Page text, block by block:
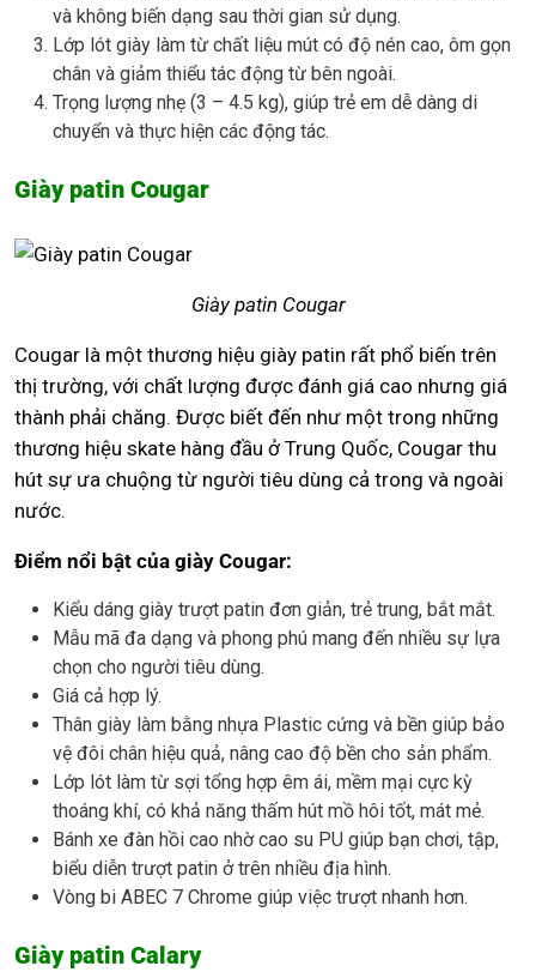
và không biến dạng sau thời gian sử dụng.
Lớp lót giày làm từ chất liệu mút có độ nén cao, ôm gọn
chân và giảm thiểu tác động từ bên ngoài.
Trọng lượng nhẹ (3 – 4.5 kg), giúp trẻ em dễ dàng di
chuyển và thực hiện các động tác.
Giày patin Cougar
Giày patin Cougar
Cougar là một thương hiệu giày patin rất phổ biến trên
thị trường, với chất lượng được đánh giá cao nhưng giá
thành phải chăng. Được biết đến như một trong những
thương hiệu skate hàng đầu ở Trung Quốc, Cougar thu
hút sự ưa chuộng từ người tiêu dùng cả trong và ngoài
nước.
Điểm nổi bật của giày Cougar:
Kiểu dáng giày trượt patin đơn giản, trẻ trung, bắt mắt.
Mẫu mã đa dạng và phong phú mang đến nhiều sự lựa
chọn cho người tiêu dùng.
Giá cả hợp lý.
Thân giày làm bằng nhựa Plastic cứng và bền giúp bảo
vệ đôi chân hiệu quả, nâng cao độ bền cho sản phẩm.
Lớp lót làm từ sợi tổng hợp êm ái, mềm mại cực kỳ
thoáng khí, có khả năng thấm hút mồ hôi tốt, mát mẻ.
Bánh xe đàn hồi cao nhờ cao su PU giúp bạn chơi, tập,
biểu diễn trượt patin ở trên nhiều địa hình.
Vòng bi ABEC 7 Chrome giúp việc trượt nhanh hơn.
Giày patin Calary